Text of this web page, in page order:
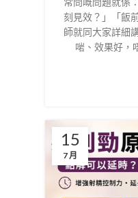
刻見效？」「飯
師就同大家詳細
啱、效果好，
15
7 月